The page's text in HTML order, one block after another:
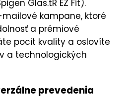
Glas.tR EZ Fit).
kampane, ktoré
a prémiové
pocit kvality a oslovíte
a technologických
prevedenia